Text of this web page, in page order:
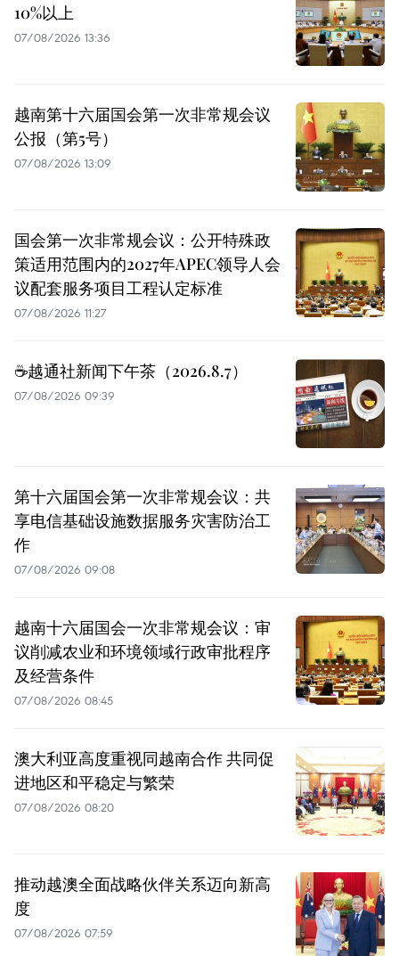
10%以上
07/08/2026 13:36
越南第十六届国会第一次非常规会议
公报（第5号）
07/08/2026 13:09
国会第一次非常规会议：公开特殊政
策适用范围内的2027年APEC领导人会
议配套服务项目工程认定标准
07/08/2026 11:27
☕️越通社新闻下午茶（2026.8.7）
07/08/2026 09:39
第十六届国会第一次非常规会议：共
享电信基础设施数据服务灾害防治工
作
07/08/2026 09:08
越南十六届国会一次非常规会议：审
议削减农业和环境领域行政审批程序
及经营条件
07/08/2026 08:45
澳大利亚高度重视同越南合作 共同促
进地区和平稳定与繁荣
07/08/2026 08:20
推动越澳全面战略伙伴关系迈向新高
度
07/08/2026 07:59